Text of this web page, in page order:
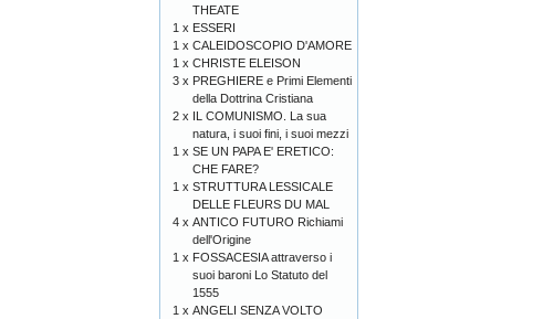
THEATE
1 x ESSERI
1 x CALEIDOSCOPIO D'AMORE
1 x CHRISTE ELEISON
3 x PREGHIERE e Primi Elementi
della Dottrina Cristiana
2 x IL COMUNISMO. La sua
natura, i suoi fini, i suoi mezzi
1 x SE UN PAPA E' ERETICO:
CHE FARE?
1 x STRUTTURA LESSICALE
DELLE FLEURS DU MAL
4 x ANTICO FUTURO Richiami
dell'Origine
1 x FOSSACESIA attraverso i
suoi baroni Lo Statuto del
1555
1 x ANGELI SENZA VOLTO